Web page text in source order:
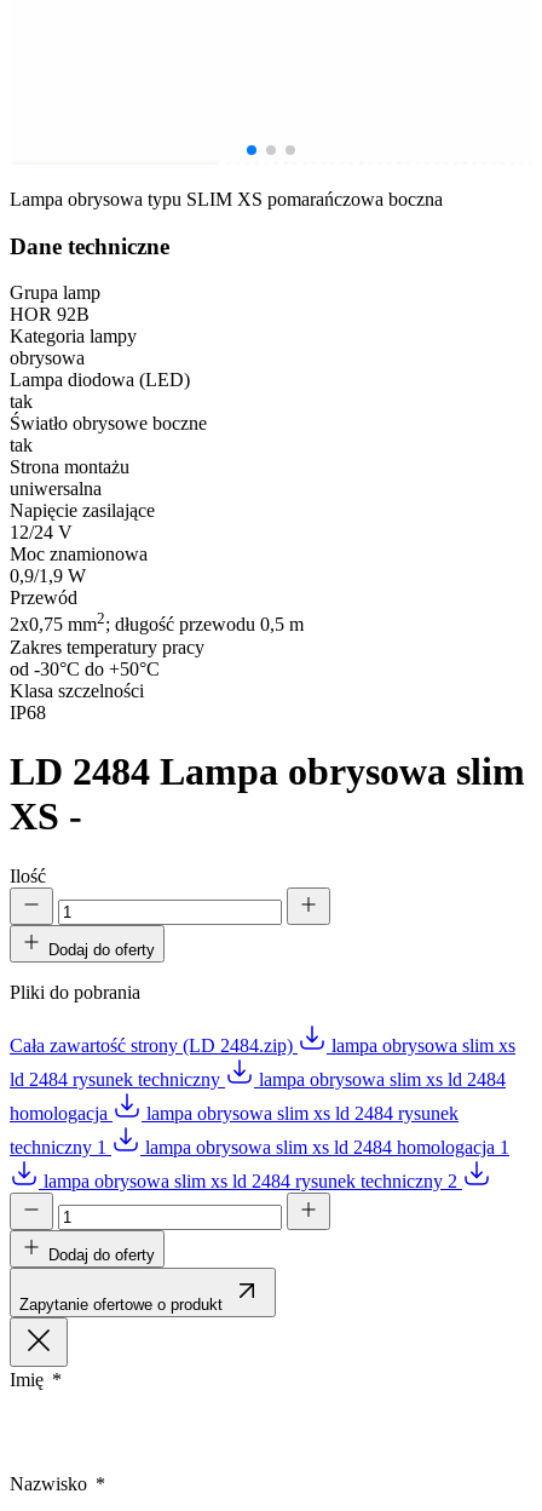
Lampa obrysowa typu SLIM XS pomarańczowa boczna
Dane techniczne
Grupa lamp
HOR 92B
Kategoria lampy
obrysowa
Lampa diodowa (LED)
tak
Światło obrysowe boczne
tak
Strona montażu
uniwersalna
Napięcie zasilające
12/24 V
Moc znamionowa
0,9/1,9 W
Przewód
2x0,75 mm2; długość przewodu 0,5 m
Zakres temperatury pracy
od -30°C do +50°C
Klasa szczelności
IP68
LD 2484 Lampa obrysowa slim
XS -
Ilość
Dodaj do oferty
Pliki do pobrania
Cała zawartość strony (LD 2484.zip)
lampa obrysowa slim xs
ld 2484 rysunek techniczny
lampa obrysowa slim xs ld 2484
homologacja
lampa obrysowa slim xs ld 2484 rysunek
techniczny 1
lampa obrysowa slim xs ld 2484 homologacja 1
lampa obrysowa slim xs ld 2484 rysunek techniczny 2
Dodaj do oferty
Zapytanie ofertowe o produkt
Imię
Nazwisko